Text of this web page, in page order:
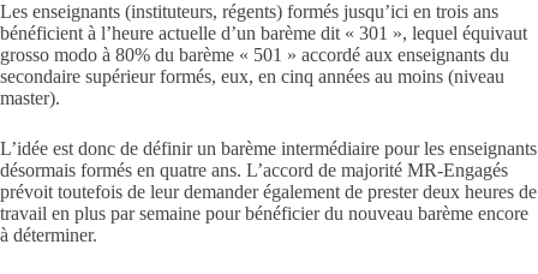
Les enseignants (instituteurs, régents) formés jusqu’ici en trois ans
bénéficient à l’heure actuelle d’un barème dit « 301 », lequel équivaut
grosso modo à 80% du barème « 501 » accordé aux enseignants du
secondaire supérieur formés, eux, en cinq années au moins (niveau
master).
L’idée est donc de définir un barème intermédiaire pour les enseignants
désormais formés en quatre ans. L’accord de majorité MR-Engagés
prévoit toutefois de leur demander également de prester deux heures de
travail en plus par semaine pour bénéficier du nouveau barème encore
à déterminer.